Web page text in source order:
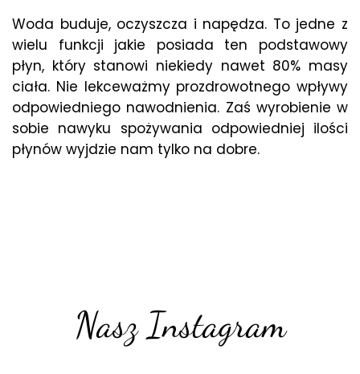
Woda buduje, oczyszcza i napędza. To jedne z
wielu funkcji jakie posiada ten podstawowy
płyn, który stanowi niekiedy nawet 80% masy
ciała. Nie lekceważmy prozdrowotnego wpływy
odpowiedniego nawodnienia. Zaś wyrobienie w
sobie nawyku spożywania odpowiedniej ilości
płynów wyjdzie nam tylko na dobre.
Nasz Instagram